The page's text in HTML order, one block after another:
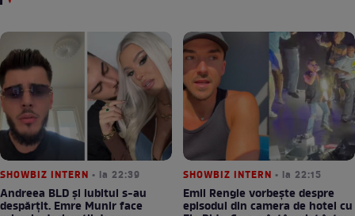
SHOWBIZ INTERN • la 22:39
Andreea BLD și iubitul s-au
despărțit. Emre Munir face
SHOWBIZ INTERN • la 22:15
Emil Rengle vorbește despre
episodul din camera de hotel cu